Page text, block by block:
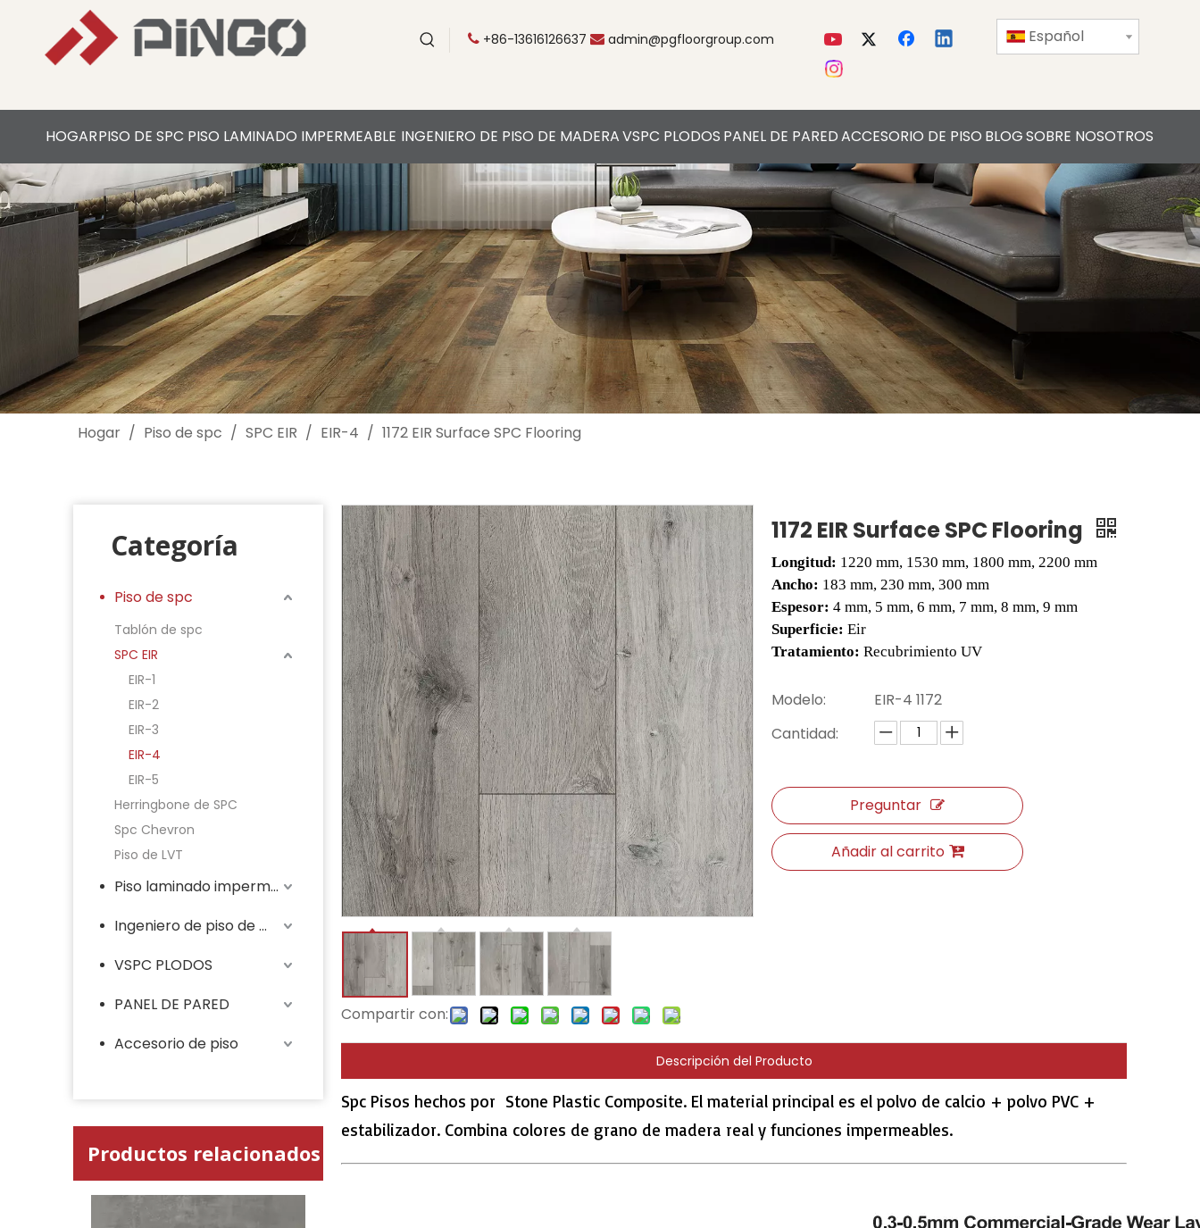
 +86-13616126637  admin@pgfloorgroup.com Español
HOGARPISO DE SPC PISO LAMINADO IMPERMEABLE INGENIERO DE PISO DE MADERAVSPC PLODOS PANEL DE PAREDACCESORIO DE PISO BLOGSOBRE NOSOTROS
Hogar / Piso de spc / SPC EIR / EIR-4 / 1172 EIR Surface SPC Flooring
Categoría
Piso de spc
Tablón de spc
SPC EIR
EIR-1
EIR-2
EIR-3
EIR-4
EIR-5
Herringbone de SPC
Spc Chevron
Piso de LVT
Piso laminado impermeable
Ingeniero de piso de madera
VSPC PLODOS
PANEL DE PARED
Accesorio de piso
Productos relacionados
Compartir con:
1172 EIR Surface SPC Flooring
Longitud: 1220 mm, 1530 mm, 1800 mm, 2200 mm
Ancho: 183 mm, 230 mm, 300 mm
Espesor: 4 mm, 5 mm, 6 mm, 7 mm, 8 mm, 9 mm
Superficie: Eir
Tratamiento: Recubrimiento UV
Modelo:
EIR-4 1172
Cantidad:
Preguntar
Añadir al carrito
Descripción del Producto
Spc Pisos hechos por Stone Plastic Composite. El material principal es el polvo de calcio + polvo PVC +
estabilizador. Combina colores de grano de madera real y funciones impermeables.